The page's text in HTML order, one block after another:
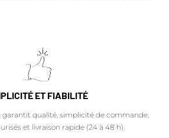
ET FIABILITÉ
garantit qualité, simplicité de commande,
et livraison rapide (24 à 48 h).